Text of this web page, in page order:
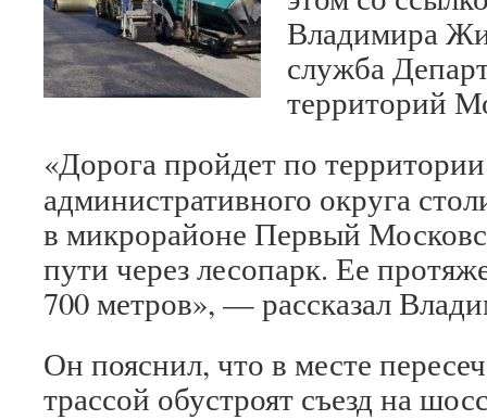
Владимира
служба
территорий
«Дорога пройдет по
административного округа
в микрорайоне Первый
пути через лесопарк. Ее
700 метров», — рассказал
Он пояснил, что в месте
трассой обустроят съезд на